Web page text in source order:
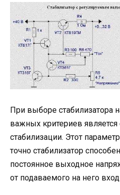
При выборе стабилизатора
важных критериев является
стабилизации. Этот
точно стабилизатор
постоянное выходное
от подаваемого на него